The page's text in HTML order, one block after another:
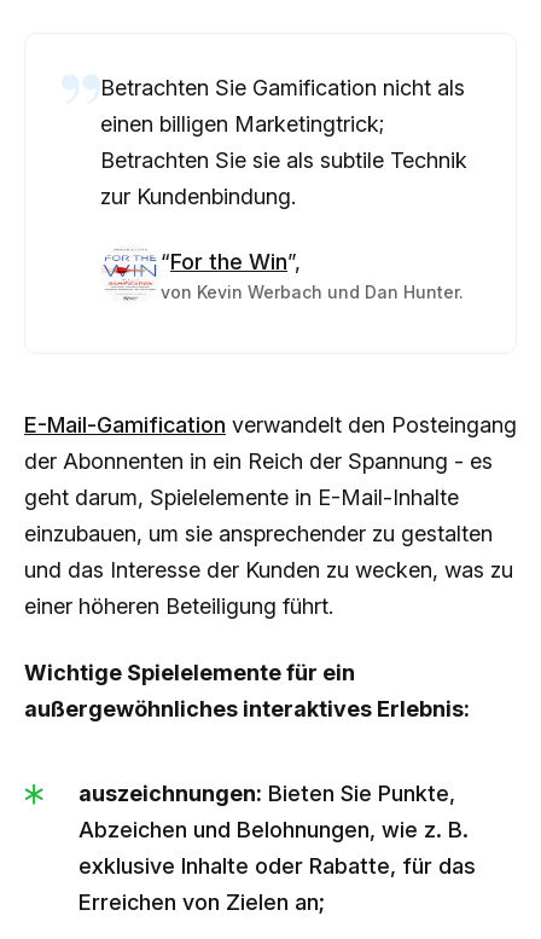
Betrachten Sie Gamification nicht als
einen billigen Marketingtrick;
Betrachten Sie sie als subtile Technik
zur Kundenbindung.
“For the Win”,
von Kevin Werbach und Dan Hunter.
E-Mail-Gamification verwandelt den Posteingang
der Abonnenten in ein Reich der Spannung - es
geht darum, Spielelemente in E-Mail-Inhalte
einzubauen, um sie ansprechender zu gestalten
und das Interesse der Kunden zu wecken, was zu
einer höheren Beteiligung führt.
Wichtige Spielelemente für ein
außergewöhnliches interaktives Erlebnis:
auszeichnungen: Bieten Sie Punkte,
Abzeichen und Belohnungen, wie z. B.
exklusive Inhalte oder Rabatte, für das
Erreichen von Zielen an;